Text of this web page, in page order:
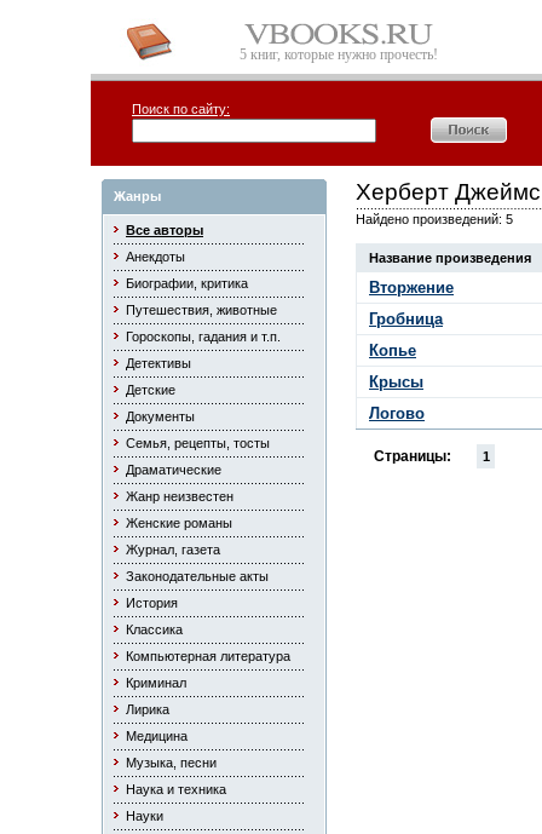
5 книг, которые нужно прочесть!
Поиск по сайту:
Жанры
Все авторы
Анекдоты
Биографии, критика
Путешествия, животные
Гороскопы, гадания и т.п.
Детективы
Детские
Документы
Семья, рецепты, тосты
Драматические
Жанр неизвестен
Женские романы
Журнал, газета
Законодательные акты
История
Классика
Компьютерная литература
Криминал
Лирика
Медицина
Музыка, песни
Наука и техника
Науки
Херберт Джеймс
Найдено произведений: 5
Название произведения
Вторжение
Гробница
Копье
Крысы
Логово
Страницы: 1